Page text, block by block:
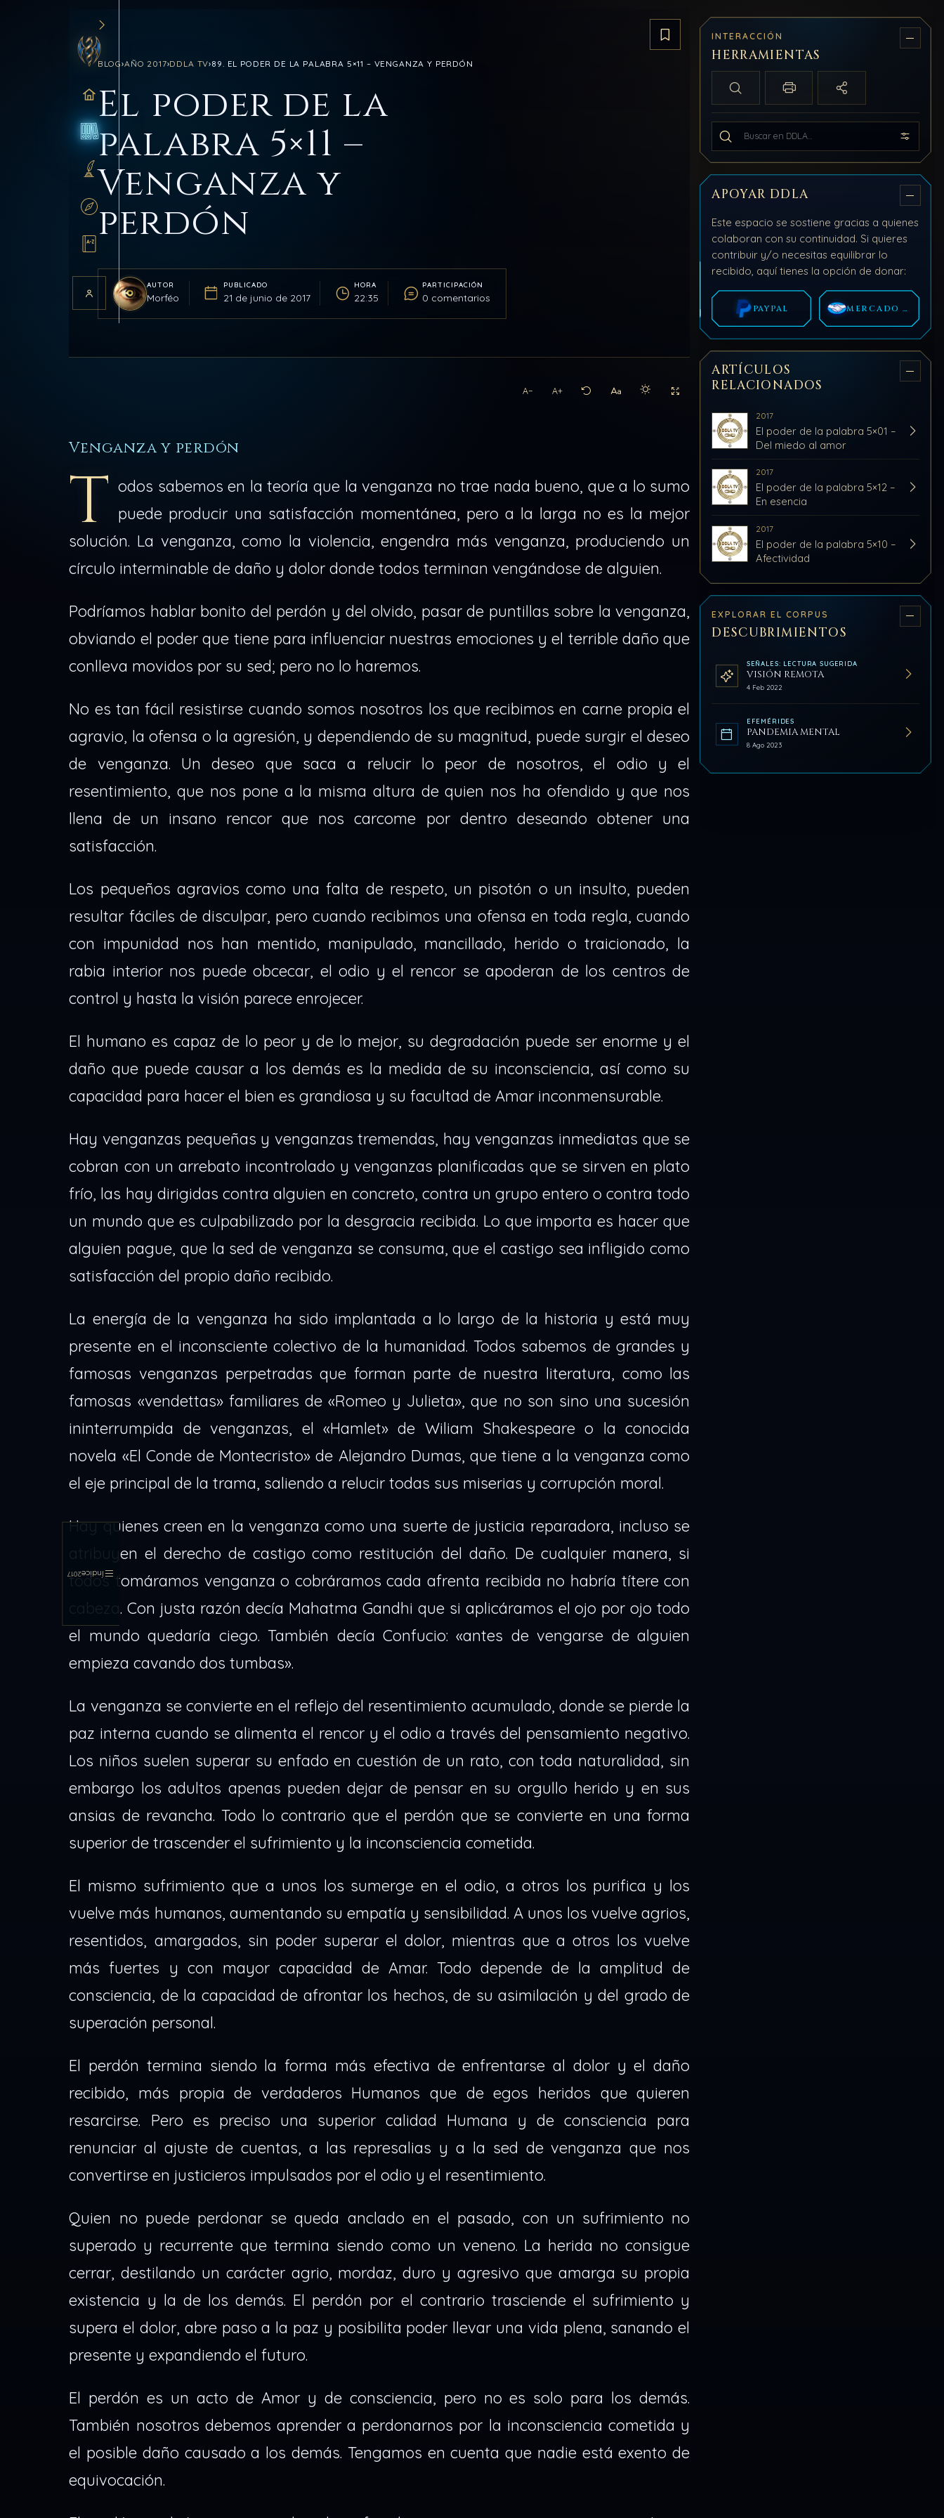
INICIO
BLOG
SANCTUM
RUTAS
GLOSARIO
Índice
2017
Guardar artículo
BLOG›AÑO 2017›DDLA TV›89. EL PODER DE LA PALABRA 5×11 – VENGANZA Y PERDÓN
El poder de la
palabra 5×11 –
Venganza y
perdón
AUTOR
Morféo
PUBLICADO
21 de junio de 2017
HORA
22:35
PARTICIPACIÓN
0 comentarios
A− A+
Activar modo claro de lectura
Sin distracciones
Venganza y perdón
T odos sabemos en la teoría que la venganza no trae nada bueno, que a lo sumo
puede producir una satisfacción momentánea, pero a la larga no es la mejor
solución. La venganza, como la violencia, engendra más venganza, produciendo un
círculo interminable de daño y dolor donde todos terminan vengándose de alguien.
Podríamos hablar bonito del perdón y del olvido, pasar de puntillas sobre la venganza,
obviando el poder que tiene para influenciar nuestras emociones y el terrible daño que
conlleva movidos por su sed; pero no lo haremos.
No es tan fácil resistirse cuando somos nosotros los que recibimos en carne propia el
agravio, la ofensa o la agresión, y dependiendo de su magnitud, puede surgir el deseo
de venganza. Un deseo que saca a relucir lo peor de nosotros, el odio y el
resentimiento, que nos pone a la misma altura de quien nos ha ofendido y que nos
llena de un insano rencor que nos carcome por dentro deseando obtener una
satisfacción.
Los pequeños agravios como una falta de respeto, un pisotón o un insulto, pueden
resultar fáciles de disculpar, pero cuando recibimos una ofensa en toda regla, cuando
con impunidad nos han mentido, manipulado, mancillado, herido o traicionado, la
rabia interior nos puede obcecar, el odio y el rencor se apoderan de los centros de
control y hasta la visión parece enrojecer.
El humano es capaz de lo peor y de lo mejor, su degradación puede ser enorme y el
daño que puede causar a los demás es la medida de su inconsciencia, así como su
capacidad para hacer el bien es grandiosa y su facultad de Amar inconmensurable.
Hay venganzas pequeñas y venganzas tremendas, hay venganzas inmediatas que se
cobran con un arrebato incontrolado y venganzas planificadas que se sirven en plato
frío, las hay dirigidas contra alguien en concreto, contra un grupo entero o contra todo
un mundo que es culpabilizado por la desgracia recibida. Lo que importa es hacer que
alguien pague, que la sed de venganza se consuma, que el castigo sea infligido como
satisfacción del propio daño recibido.
La energía de la venganza ha sido implantada a lo largo de la historia y está muy
presente en el inconsciente colectivo de la humanidad. Todos sabemos de grandes y
famosas venganzas perpetradas que forman parte de nuestra literatura, como las
famosas «vendettas» familiares de «Romeo y Julieta», que no son sino una sucesión
ininterrumpida de venganzas, el «Hamlet» de Wiliam Shakespeare o la conocida
novela «El Conde de Montecristo» de Alejandro Dumas, que tiene a la venganza como
el eje principal de la trama, saliendo a relucir todas sus miserias y corrupción moral.
Hay quienes creen en la venganza como una suerte de justicia reparadora, incluso se
atribuyen el derecho de castigo como restitución del daño. De cualquier manera, si
todos tomáramos venganza o cobráramos cada afrenta recibida no habría títere con
cabeza. Con justa razón decía Mahatma Gandhi que si aplicáramos el ojo por ojo todo
el mundo quedaría ciego. También decía Confucio: «antes de vengarse de alguien
empieza cavando dos tumbas».
La venganza se convierte en el reflejo del resentimiento acumulado, donde se pierde la
paz interna cuando se alimenta el rencor y el odio a través del pensamiento negativo.
Los niños suelen superar su enfado en cuestión de un rato, con toda naturalidad, sin
embargo los adultos apenas pueden dejar de pensar en su orgullo herido y en sus
ansias de revancha. Todo lo contrario que el perdón que se convierte en una forma
superior de trascender el sufrimiento y la inconsciencia cometida.
El mismo sufrimiento que a unos los sumerge en el odio, a otros los purifica y los
vuelve más humanos, aumentando su empatía y sensibilidad. A unos los vuelve agrios,
resentidos, amargados, sin poder superar el dolor, mientras que a otros los vuelve
más fuertes y con mayor capacidad de Amar. Todo depende de la amplitud de
consciencia, de la capacidad de afrontar los hechos, de su asimilación y del grado de
superación personal.
El perdón termina siendo la forma más efectiva de enfrentarse al dolor y el daño
recibido, más propia de verdaderos Humanos que de egos heridos que quieren
resarcirse. Pero es preciso una superior calidad Humana y de consciencia para
renunciar al ajuste de cuentas, a las represalias y a la sed de venganza que nos
convertirse en justicieros impulsados por el odio y el resentimiento.
Quien no puede perdonar se queda anclado en el pasado, con un sufrimiento no
superado y recurrente que termina siendo como un veneno. La herida no consigue
cerrar, destilando un carácter agrio, mordaz, duro y agresivo que amarga su propia
existencia y la de los demás. El perdón por el contrario trasciende el sufrimiento y
supera el dolor, abre paso a la paz y posibilita poder llevar una vida plena, sanando el
presente y expandiendo el futuro.
El perdón es un acto de Amor y de consciencia, pero no es solo para los demás.
También nosotros debemos aprender a perdonarnos por la inconsciencia cometida y
el posible daño causado a los demás. Tengamos en cuenta que nadie está exento de
equivocación.
INTERACCIÓN
HERRAMIENTAS
Búsqueda localImprimir / PDFCompartir
Buscar en todo DDLA
APOYAR DDLA
Este espacio se sostiene gracias a quienes
colaboran con su continuidad. Si quieres
contribuir y/o necesitas equilibrar lo
recibido, aquí tienes la opción de donar:
PAYPAL MERCADO PAGO
ARTÍCULOS
RELACIONADOS
2017
El poder de la palabra 5×01 –
Del miedo al amor
2017
El poder de la palabra 5×12 –
En esencia
2017
El poder de la palabra 5×10 –
Afectividad
EXPLORAR EL CORPUS
DESCUBRIMIENTOS
SEÑALES: LECTURA SUGERIDA
VISIÓN REMOTA
4 Feb 2022
EFEMÉRIDES
PANDEMIA MENTAL
8 Ago 2023